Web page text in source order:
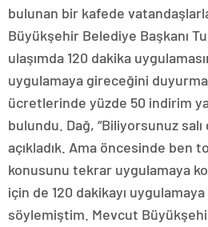
bulunan bir kafede
Büyükşehir Belediye Başkanı
ulaşımda 120 dakika
uygulamaya gireceğini
ücretlerinde yüzde 50 indirim
bulundu. Dağ, “Biliyorsunuz
açıkladık. Ama öncesinde ben
konusunu tekrar uygulamaya
için de 120 dakikayı uygulamaya
söylemiştim. Mevcut